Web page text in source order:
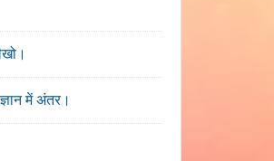
में अंतर।